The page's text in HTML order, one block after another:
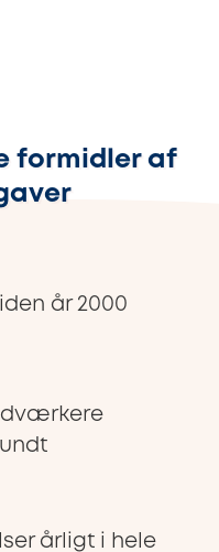
formidler af
år 2000
årligt i hele